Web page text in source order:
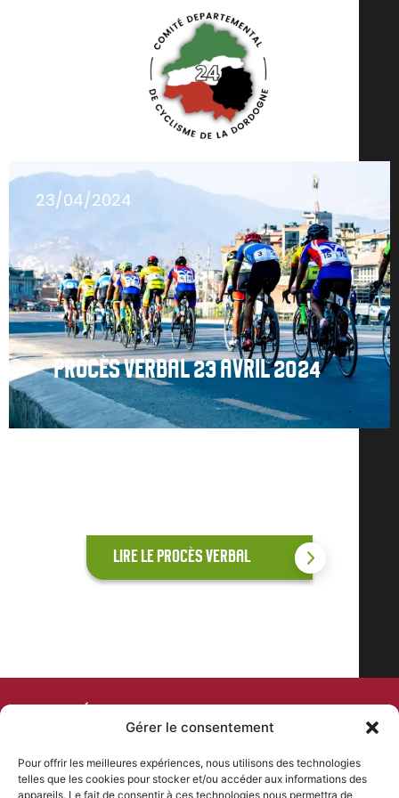
Gérer le consentement
Pour offrir les meilleures expériences, nous utilisons des technologies
telles que les cookies pour stocker et/ou accéder aux informations des
appareils. Le fait de consentir à ces technologies nous permettra de
23/04/2024
PROCÈS VERBAL 23 AVRIL 2024
LIRE LE PROCÈS VERBAL
COMITÉ DEPARTEMENTAL
PLAN DU SITE
NOS COORDONNÉES